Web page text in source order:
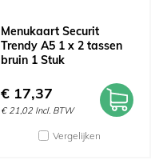
Menukaart Securit
Trendy A5 1 x 2 tassen
bruin 1 Stuk
€ 17,37
€ 21,02 Incl. BTW
Vergelijken